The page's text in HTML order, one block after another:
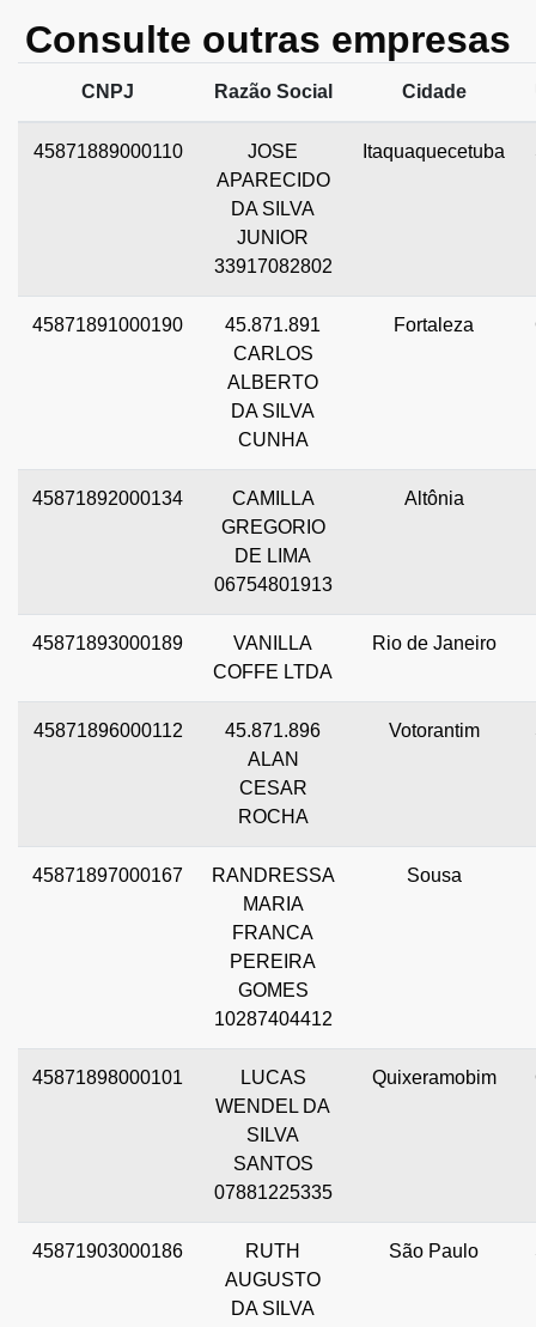
Consulte outras empresas
CNPJ Razão Social Cidade
45871889000110
JOSE
APARECIDO
DA SILVA
JUNIOR
33917082802
Itaquaquecetuba
45871891000190
45.871.891
CARLOS
ALBERTO
DA SILVA
CUNHA
Fortaleza
45871892000134
CAMILLA
GREGORIO
DE LIMA
06754801913
Altônia
45871893000189
VANILLA
COFFE LTDA
Rio de Janeiro
45871896000112
45.871.896
ALAN
CESAR
ROCHA
Votorantim
45871897000167
RANDRESSA
MARIA
FRANCA
PEREIRA
GOMES
10287404412
Sousa
45871898000101
LUCAS
WENDEL DA
SILVA
SANTOS
07881225335
Quixeramobim
45871903000186
RUTH
AUGUSTO
DA SILVA
São Paulo